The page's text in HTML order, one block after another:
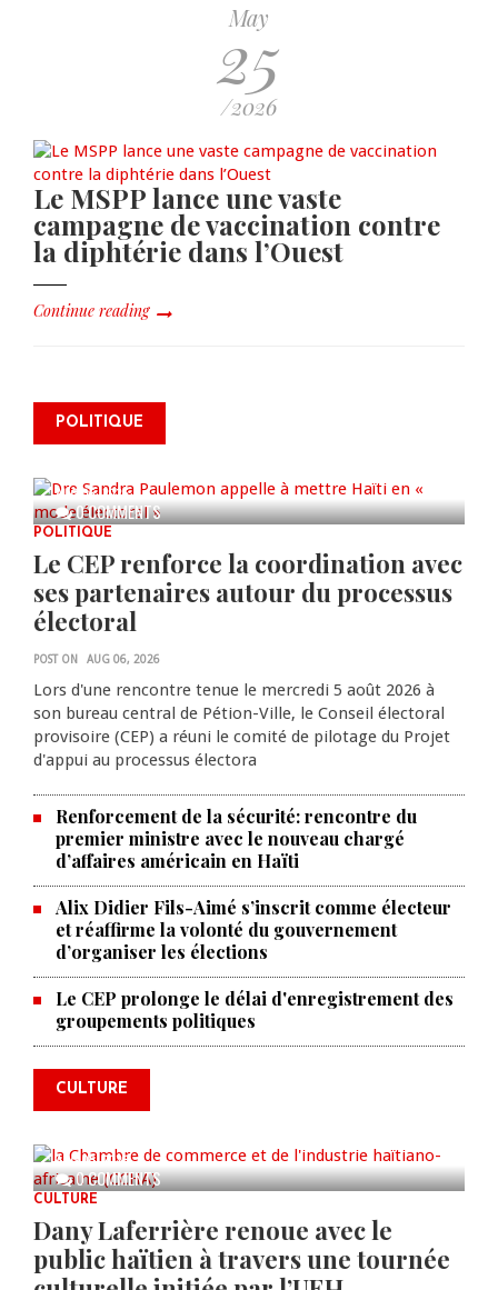
May
25
/2026
Le MSPP lance une vaste
campagne de vaccination contre
la diphtérie dans l’Ouest
Continue reading
POLITIQUE
0 COMMENTS
mettre Haïti en « mode électoral
» à travers une vaste campagne
AUG 06, 2026
POLITIQUE
Le CEP renforce la coordination avec
ses partenaires autour du processus
électoral
POST ON AUG 06, 2026
Lors d'une rencontre tenue le mercredi 5 août 2026 à
son bureau central de Pétion-Ville, le Conseil électoral
provisoire (CEP) a réuni le comité de pilotage du Projet
d'appui au processus électora
Renforcement de la sécurité: rencontre du
premier ministre avec le nouveau chargé
d’affaires américain en Haïti
Alix Didier Fils-Aimé s’inscrit comme électeur
et réaffirme la volonté du gouvernement
d’organiser les élections
Le CEP prolonge le délai d'enregistrement des
groupements politiques
CULTURE
0 COMMENTS
La Chambre de commerce et de
l'industrie haïtiano-africaine
annonce des activités pour
commémorer le 235e
anniversaire de la cérémonie du
AUG 05, 2026
CULTURE
Dany Laferrière renoue avec le
public haïtien à travers une tournée